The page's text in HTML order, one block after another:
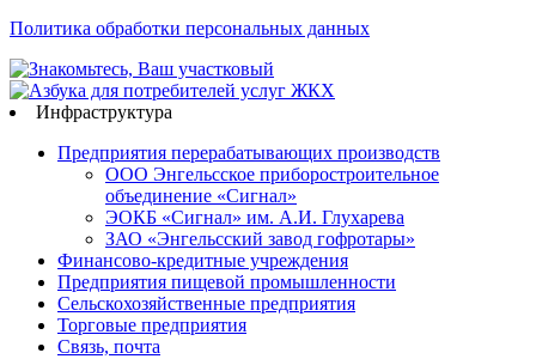
Политика обработки персональных данных
Инфраструктура
Предприятия перерабатывающих производств
ООО Энгельсское приборостроительное
объединение «Сигнал»
ЭОКБ «Сигнал» им. А.И. Глухарева
ЗАО «Энгельсский завод гофротары»
Финансово-кредитные учреждения
Предприятия пищевой промышленности
Сельскохозяйственные предприятия
Торговые предприятия
Связь, почта